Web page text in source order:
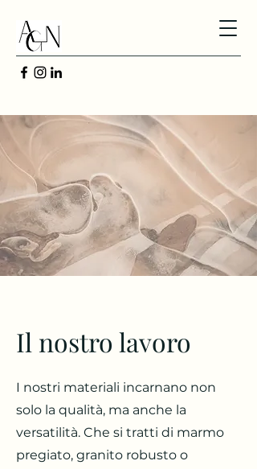
Il nostro lavoro
I nostri materiali incarnano non
solo la qualità, ma anche la
versatilità. Che si tratti di marmo
pregiato, granito robusto o